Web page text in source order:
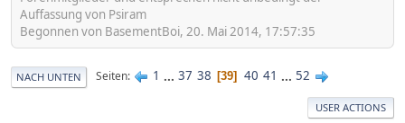
Auffassung von Psiram
Begonnen von BasementBoi, 20. Mai 2014, 17:57:35
NACH UNTEN Seiten 1 ... 37 38 39 40 41 ... 52
USER ACTIONS